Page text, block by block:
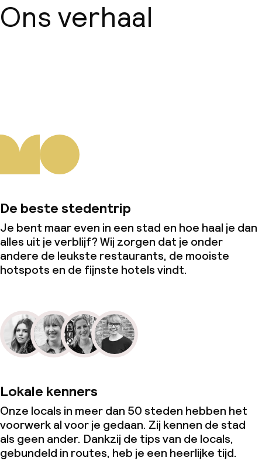
Diner, vast menu
Vegetarische opties
Faciliteiten en diensten voor kinderen
Speeltuin
Kinderzwembad
Kinderclub
Schoonmaakvoorzieningen
Wasfaciliteiten (wasmachine)
Zakelijke faciliteiten
Conferentieruimte
Ons verhaal
De beste stedentrip
Je bent maar even in een stad en hoe haal je dan
alles uit je verblijf? Wij zorgen dat je onder
andere de leukste restaurants, de mooiste
hotspots en de fijnste hotels vindt.
Lokale kenners
Onze locals in meer dan 50 steden hebben het
voorwerk al voor je gedaan. Zij kennen de stad
als geen ander. Dankzij de tips van de locals,
gebundeld in routes, heb je een heerlijke tijd.